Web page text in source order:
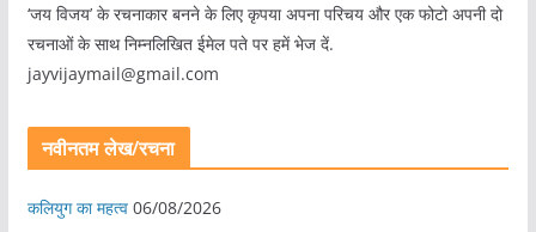
‘जय विजय’ के रचनाकार बनने के लिए कृपया अपना परिचय और एक फोटो अपनी दो
रचनाओं के साथ निम्नलिखित ईमेल पते पर हमें भेज दें.
jayvijaymail@gmail.com
नवीनतम लेख/रचना
कलियुग का महत्व 06/08/2026